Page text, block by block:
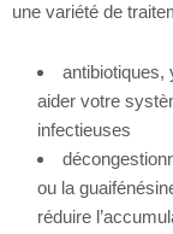
une variété de
antibiotiques,
aider votre
infectieuses
ou la
réduire